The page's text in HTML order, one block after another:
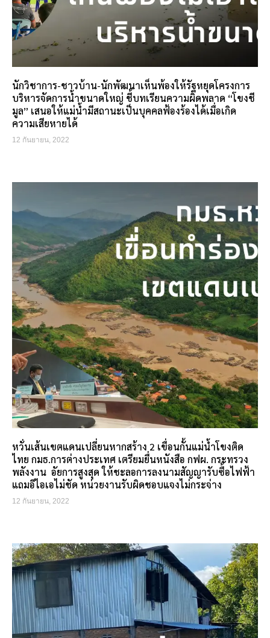
นักวิชาการ-ชาวบ้าน-นักพัฒนาเห็นพ้องให้รัฐหยุดโครงการ
บริหารจัดการน้ำขนาดใหญ่ ชี้บทเรียนความผิดพลาด “โขงชี
มูล” เสนอให้แม่น้ำมีสถานะเป็นบุคคลฟ้องร้องได้เมื่อเกิด
ความเสียหายได้
12 กันยายน, 2022
หวั่นเส้นเขตแดนเปลี่ยนหากสร้าง 2 เขื่อนกั้นแม่น้ำโขงติด
ไทย กมธ.การต่างประเทศ เตรียมยื่นหนังสือ กฟผ. กระทรวง
พลังงาน อัยการสูงสุด ให้ชะลอการลงนามสัญญารับซื้อไฟฟ้า
แถมอีไอเอไม่ชัด หน่วยงานรับผิดชอบแจงไม่กระจ่าง
12 กันยายน, 2022